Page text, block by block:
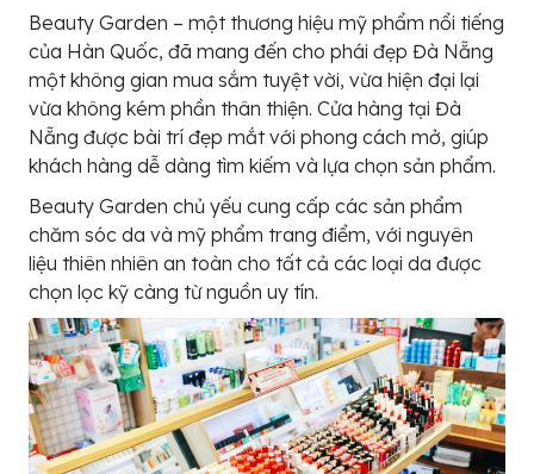
Beauty Garden – một thương hiệu mỹ phẩm nổi tiếng
của Hàn Quốc, đã mang đến cho phái đẹp Đà Nẵng
một không gian mua sắm tuyệt vời, vừa hiện đại lại
vừa không kém phần thân thiện. Cửa hàng tại Đà
Nẵng được bài trí đẹp mắt với phong cách mở, giúp
khách hàng dễ dàng tìm kiếm và lựa chọn sản phẩm.
Beauty Garden chủ yếu cung cấp các sản phẩm
chăm sóc da và mỹ phẩm trang điểm, với nguyên
liệu thiên nhiên an toàn cho tất cả các loại da được
chọn lọc kỹ càng từ nguồn uy tín.